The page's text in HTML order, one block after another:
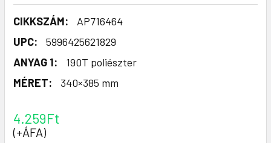
CIKKSZÁM:
AP716464
UPC:
5996425621829
ANYAG 1:
190T poliészter
MÉRET:
340×385 mm
4.259Ft
(+ÁFA)